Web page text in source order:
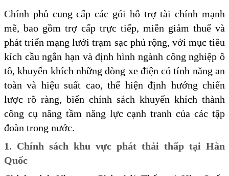
Chính phủ cung cấp các gói hỗ trợ tài chính mạnh
mẽ, bao gồm trợ cấp trực tiếp, miễn giảm thuế và
phát triển mạng lưới trạm sạc phủ rộng, với mục tiêu
kích cầu ngắn hạn và định hình ngành công nghiệp ô
tô, khuyến khích những dòng xe điện có tính năng an
toàn và hiệu suất cao, thể hiện định hướng chiến
lược rõ ràng, biến chính sách khuyến khích thành
công cụ nâng tầm năng lực cạnh tranh của các tập
đoàn trong nước.
1. Chính sách khu vực phát thải thấp tại Hàn
Quốc